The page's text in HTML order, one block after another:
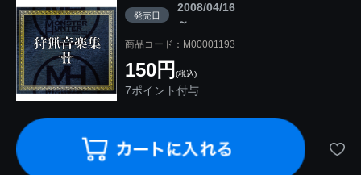
発売日
2008/04/16
～
商品コード：M00001193
150円 (税込)
7ポイント付与